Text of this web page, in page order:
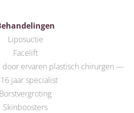
Liposuctie
Facelift
door ervaren plastisch chirurgen —
jaar specialist
Borstvergroting
Skinboosters